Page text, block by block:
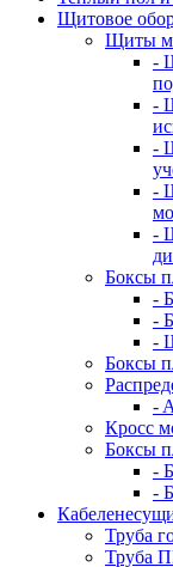
Щитовое
Щиты
-
-
-
-
-
Боксы
-
-
-
Боксы
-
Кросс
Боксы
-
-
Труба
Труба